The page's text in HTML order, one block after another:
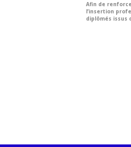
Afin de
l’insertion
diplômés issus